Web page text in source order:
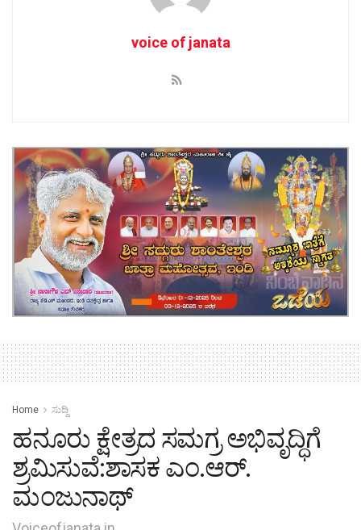
voice of janata
Home ಸುದ್ದಿ
ಹನೂರು ಕ್ಷೇತ್ರದ ಸಮಗ್ರ ಅಭಿವೃದ್ಧಿಗೆ
ಶ್ರಮಿಸುವೆ:ಶಾಸಕ ಎಂ.ಆರ್.
ಮಂಜುನಾಥ್